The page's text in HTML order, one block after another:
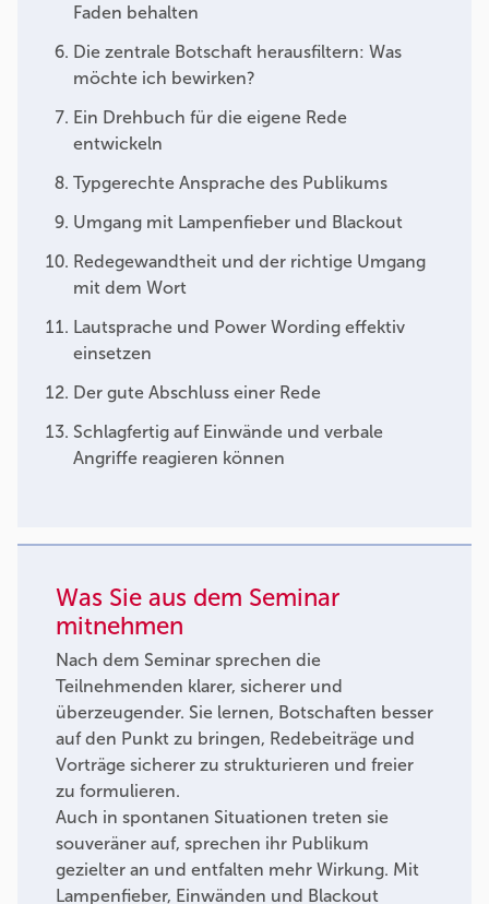
Faden behalten
Die zentrale Botschaft herausfiltern: Was
möchte ich bewirken?
Ein Drehbuch für die eigene Rede
entwickeln
Typgerechte Ansprache des Publikums
Umgang mit Lampenfieber und Blackout
Redegewandtheit und der richtige Umgang
mit dem Wort
Lautsprache und Power Wording effektiv
einsetzen
Der gute Abschluss einer Rede
Schlagfertig auf Einwände und verbale
Angriffe reagieren können
Was Sie aus dem Seminar
mitnehmen
Nach dem Seminar sprechen die
Teilnehmenden klarer, sicherer und
überzeugender. Sie lernen, Botschaften besser
auf den Punkt zu bringen, Redebeiträge und
Vorträge sicherer zu strukturieren und freier
zu formulieren.
Auch in spontanen Situationen treten sie
souveräner auf, sprechen ihr Publikum
gezielter an und entfalten mehr Wirkung. Mit
Lampenfieber, Einwänden und Blackout